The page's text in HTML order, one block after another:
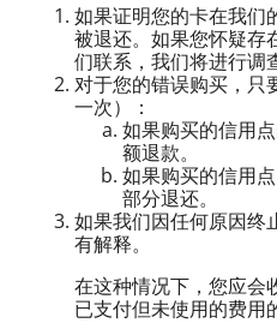
如果证明您的卡在我们
被退还。如果您怀疑存
们联系，我们将进行调
对于您的错误购买，只
一次）：
如果购买的信用
额退款。
如果购买的信用
部分退还。
如果我们因任何原因终
有解释。
在这种情况下，您应会
已支付但未使用的费用